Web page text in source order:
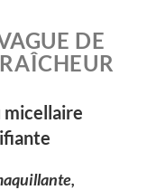
DE
micellaire